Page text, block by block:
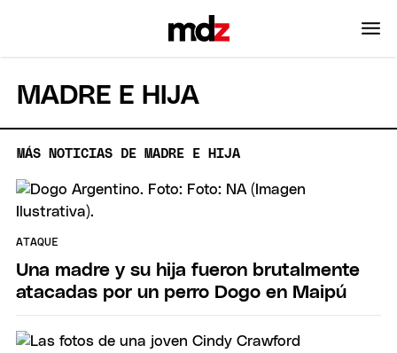
MADRE E HIJA
MÁS NOTICIAS DE MADRE E HIJA
ATAQUE
Una madre y su hija fueron brutalmente
atacadas por un perro Dogo en Maipú